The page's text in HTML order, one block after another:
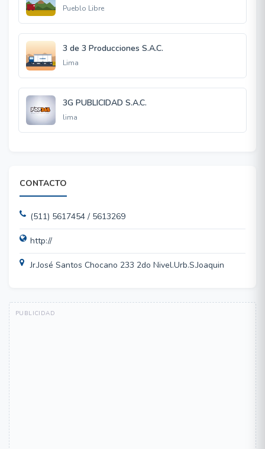
Pueblo Libre
3 de 3 Producciones S.A.C.
Lima
3G PUBLICIDAD S.A.C.
lima
CONTACTO
(511) 5617454 / 5613269
http://
Jr.José Santos Chocano 233 2do Nivel.Urb.S.Joaquin